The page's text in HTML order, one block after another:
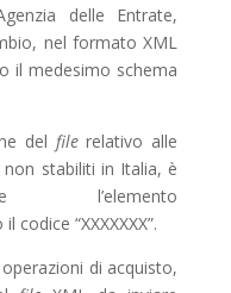
delle Entrate,
nel formato XML
il medesimo schema
del filerelativo alle
stabiliti in Italia, è
l’elemento
“XXXXXXX”.
di acquisto,